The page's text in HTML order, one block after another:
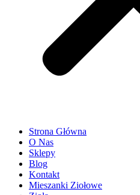
Strona Główna
O Nas
Sklepy
Blog
Kontakt
Mieszanki Ziołowe